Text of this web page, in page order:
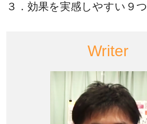
３．効果を実感しやすい９
Writer